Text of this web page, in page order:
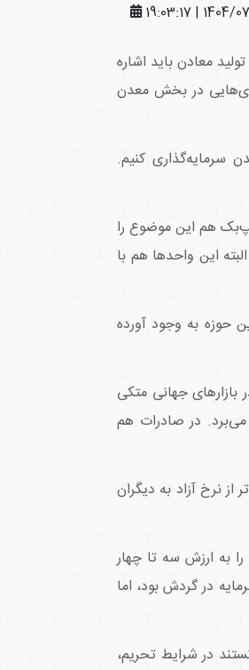
1404/07/01 |
معادن باید اشاره
در بخش معدن
ولی حاضر نشدیم حتی ۵۰ میلیارد دلار در بخش معدن سرمایه‌گذاری کنیم.
هم این موضوع را
این واحدها هم با
حوزه به وجود آورده
جهانی متکی
می‌برد. در صادرات هم
از نرخ آزاد به دیگران
به ارزش سه تا چهار
در گردش بود، اما
این سرمایه‌ها می‌توانستند در شرایط تحریم،